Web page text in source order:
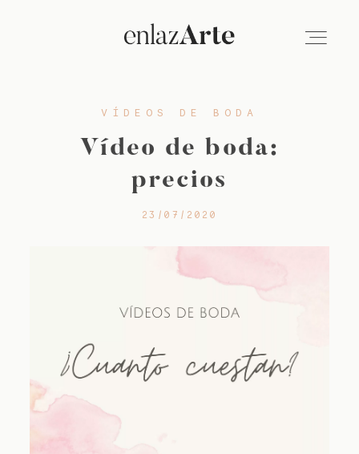
VÍDEO
FOTOGRAFÍA
SOBRE NOSOTROS
VÍDEOS DE BODA
Vídeo de boda:
precios
23/07/2020